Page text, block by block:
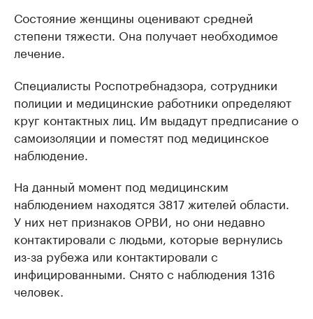
Состояние женщины оценивают средней
степени тяжести. Она получает необходимое
лечение.
Специалисты Роспотребнадзора, сотрудники
полиции и медицинские работники определяют
круг контактных лиц. Им выдадут предписание о
самоизоляции и поместят под медицинское
наблюдение.
На данный момент под медицинским
наблюдением находятся 3817 жителей области.
У них нет признаков ОРВИ, но они недавно
контактировали с людьми, которые вернулись
из-за рубежа или контактировали с
инфицированными. Снято с наблюдения 1316
человек.